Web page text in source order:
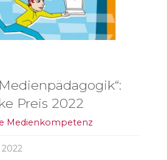
Preis 2022
Medienkompetenz